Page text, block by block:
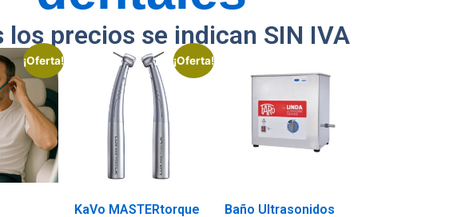
los precios se indican SIN IVA
¡Oferta! ¡Oferta!
KaVo MASTERtorque
Baño Ultrasonidos